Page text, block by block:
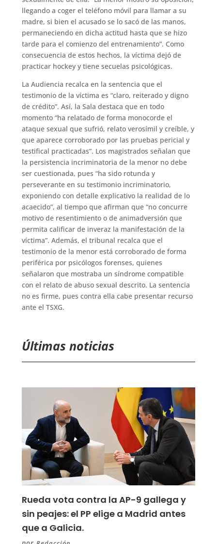
llegando a coger el teléfono móvil para llamar a su
madre, si bien el acusado se lo sacó de las manos,
permaneciendo en dicha actitud hasta que se hizo
tarde para el comienzo del entrenamiento”. Como
consecuencia de estos hechos, la víctima dejó de
practicar hockey y tiene secuelas psicológicas.
La Audiencia recalca en la sentencia que el
testimonio de la víctima es “claro, reiterado y digno
de crédito”. Así, la Sala destaca que en todo
momento “ha relatado de forma monocorde el
ataque sexual que sufrió, relato verosímil y creíble, y
que aparece corroborado por las pruebas pericial y
testifical practicadas”. Los magistrados señalan que
la persistencia incriminatoria de la menor no debe
ser cuestionada, pues “ha sido rotunda y
perseverante en su testimonio incriminatorio,
exponiendo con detalle explicativo la realidad de lo
acaecido”, al tiempo que afirman que “no concurre
motivo de resentimiento o de animadversión que
permita calificar de inveraz la manifestación de la
víctima”. Además, el tribunal recalca que el
testimonio de la menor está corroborado de forma
periférica por psicólogos forenses, quienes
señalaron que mostraba un síndrome compatible
con el relato de abuso sexual descrito. La sentencia
no es firme, pues contra ella cabe presentar recurso
ante el TSXG.
Últimas noticias
Rueda vota contra la AP-9 gallega y
sin peajes: el PP elige a Madrid antes
que a Galicia.